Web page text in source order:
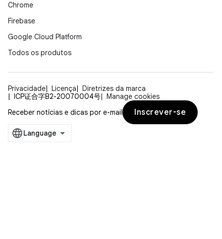
Chrome
Firebase
Google Cloud Platform
Todos os produtos
Privacidade Licença
Diretrizes da marca
ICP证合字B2-20070004号
Manage cookies
Receber notícias e dicas por e-mail
Inscrever-se